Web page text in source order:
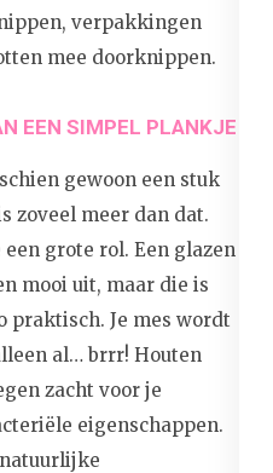
verpakkingen
mee doorknippen.
EEN SIMPEL PLANKJE
gewoon een stuk
zoveel meer dan dat.
grote rol. Een glazen
mooi uit, maar die is
praktisch. Je mes wordt
al… brrr! Houten
zacht voor je
eigenschappen.